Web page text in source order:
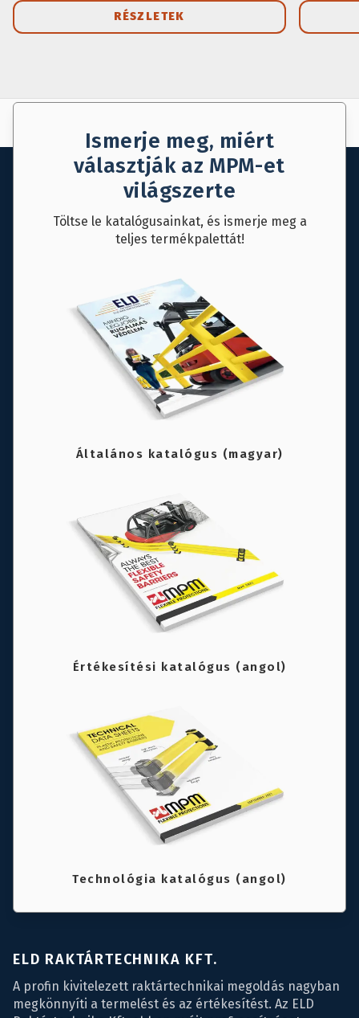
RÉSZLETEK
Ismerje meg, miért
választják az MPM-et
világszerte
Töltse le katalógusainkat, és ismerje meg a
teljes termékpalettát!
Általános katalógus (magyar)
Értékesítési katalógus (angol)
Technológia katalógus (angol)
ELD RAKTÁRTECHNIKA KFT.
A profin kivitelezett raktártechnikai megoldás nagyban
megkönnyíti a termelést és az értékesítést. Az ELD